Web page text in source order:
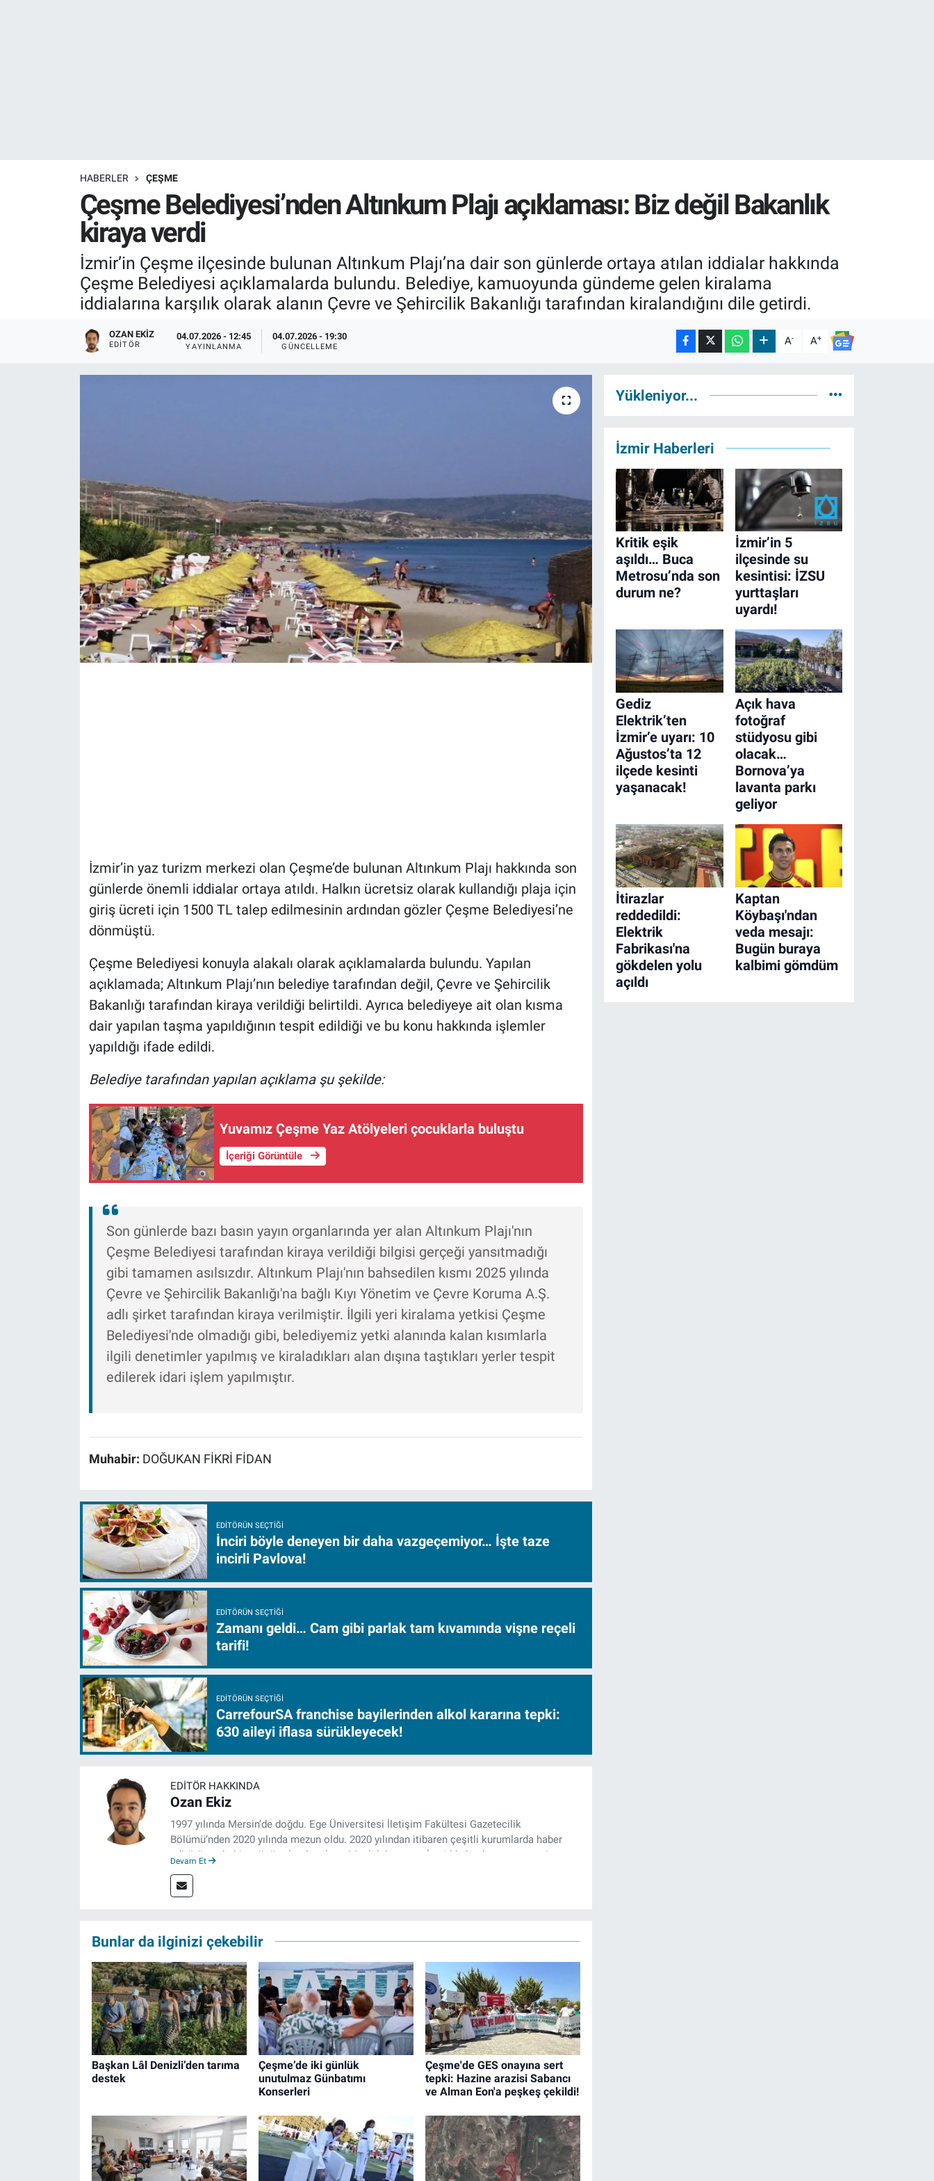
HABERLER ÇEŞME
Çeşme Belediyesi’nden Altınkum Plajı açıklaması: Biz değil Bakanlık
kiraya verdi
İzmir’in Çeşme ilçesinde bulunan Altınkum Plajı’na dair son günlerde ortaya atılan iddialar hakkında
Çeşme Belediyesi açıklamalarda bulundu. Belediye, kamuoyunda gündeme gelen kiralama
iddialarına karşılık olarak alanın Çevre ve Şehircilik Bakanlığı tarafından kiralandığını dile getirdi.
OZAN EKIZ
EDITÖR
04.07.2026 - 12:45
YAYINLANMA
04.07.2026 - 19:30
GÜNCELLEME A- A+
İzmir’in yaz turizm merkezi olan Çeşme’de bulunan Altınkum Plajı hakkında son
günlerde önemli iddialar ortaya atıldı. Halkın ücretsiz olarak kullandığı plaja için
giriş ücreti için 1500 TL talep edilmesinin ardından gözler Çeşme Belediyesi’ne
dönmüştü.
Çeşme Belediyesi konuyla alakalı olarak açıklamalarda bulundu. Yapılan
açıklamada; Altınkum Plajı’nın belediye tarafından değil, Çevre ve Şehircilik
Bakanlığı tarafından kiraya verildiği belirtildi. Ayrıca belediyeye ait olan kısma
dair yapılan taşma yapıldığının tespit edildiği ve bu konu hakkında işlemler
yapıldığı ifade edildi.
Belediye tarafından yapılan açıklama şu şekilde:
Yuvamız Çeşme Yaz Atölyeleri çocuklarla buluştu
İçeriği Görüntüle
Son günlerde bazı basın yayın organlarında yer alan Altınkum Plajı'nın
Çeşme Belediyesi tarafından kiraya verildiği bilgisi gerçeği yansıtmadığı
gibi tamamen asılsızdır. Altınkum Plajı'nın bahsedilen kısmı 2025 yılında
Çevre ve Şehircilik Bakanlığı'na bağlı Kıyı Yönetim ve Çevre Koruma A.Ş.
adlı şirket tarafından kiraya verilmiştir. İlgili yeri kiralama yetkisi Çeşme
Belediyesi'nde olmadığı gibi, belediyemiz yetki alanında kalan kısımlarla
ilgili denetimler yapılmış ve kiraladıkları alan dışına taştıkları yerler tespit
edilerek idari işlem yapılmıştır.
Muhabir: DOĞUKAN FİKRİ FİDAN
EDITÖRÜN SEÇTIĞI
İnciri böyle deneyen bir daha vazgeçemiyor… İşte taze
incirli Pavlova!
EDITÖRÜN SEÇTIĞI
Zamanı geldi… Cam gibi parlak tam kıvamında vişne reçeli
tarifi!
EDITÖRÜN SEÇTIĞI
CarrefourSA franchise bayilerinden alkol kararına tepki:
630 aileyi iflasa sürükleyecek!
EDITÖR HAKKINDA
Ozan Ekiz
1997 yılında Mersin’de doğdu. Ege Üniversitesi İletişim Fakültesi Gazetecilik
Bölümü’nden 2020 yılında mezun oldu. 2020 yılından itibaren çeşitli kurumlarda haber
editörü, muhabir, rejisör olarak çalıştı. Meslek hayatına İzmir’de başlayan gazeteci,
Devam Et
Bunlar da ilginizi çekebilir
Başkan Lâl Denizli’den tarıma
destek
Çeşme’de iki günlük
unutulmaz Günbatımı
Konserleri
Çeşme'de GES onayına sert
tepki: Hazine arazisi Sabancı
ve Alman Eon'a peşkeş çekildi!
Yükleniyor...
İzmir Haberleri
Kritik eşik
aşıldı… Buca
Metrosu’nda son
durum ne?
İzmir’in 5
ilçesinde su
kesintisi: İZSU
yurttaşları
uyardı!
Gediz
Elektrik’ten
İzmir’e uyarı: 10
Ağustos’ta 12
ilçede kesinti
yaşanacak!
Açık hava
fotoğraf
stüdyosu gibi
olacak…
Bornova’ya
lavanta parkı
geliyor
İtirazlar
reddedildi:
Elektrik
Fabrikası'na
gökdelen yolu
açıldı
Kaptan
Köybaşı'ndan
veda mesajı:
Bugün buraya
kalbimi gömdüm